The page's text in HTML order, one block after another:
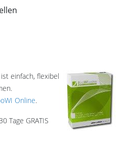
einfach, flexibel
Online.
Tage GRATIS